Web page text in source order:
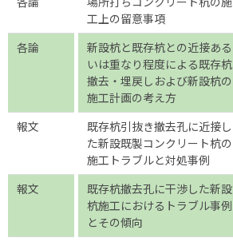
工上の留意事項
各論
新設杭と既存杭との近接ある
いは重なり程度による既存杭
撤去・埋戻しおよび新設杭の
施工計画の考え方
報文
既存杭引抜き撤去孔に近接し
た新設既製コンクリート杭の
施工トラブルと対処事例
報文
既存杭撤去孔に干渉した新設
杭施工におけるトラブル事例
とその傾向